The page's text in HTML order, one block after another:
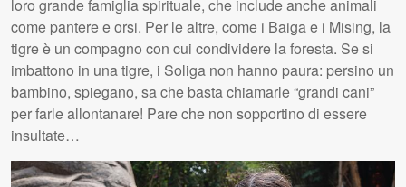
loro grande famiglia spirituale, che include anche animali
come pantere e orsi. Per le altre, come i Baiga e i Mising, la
tigre è un compagno con cui condividere la foresta. Se si
imbattono in una tigre, i Soliga non hanno paura: persino un
bambino, spiegano, sa che basta chiamarle “grandi cani”
per farle allontanare! Pare che non sopportino di essere
insultate…